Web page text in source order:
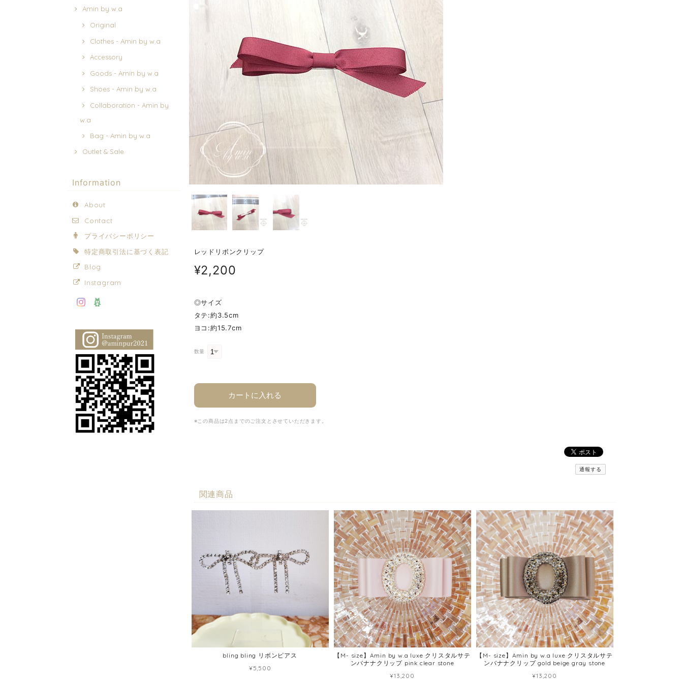
Amin by w.a
Original
Clothes - Amin by w.a
Accessory
Goods - Amin by w.a
Shoes - Amin by w.a
Collaboration - Amin by
w.a
Bag - Amin by w.a
Outlet & Sale
Information
About
Contact
プライバシーポリシー
特定商取引法に基づく表記
Blog
Instagram
レッドリボンクリップ
¥2,200
◎サイズ
タテ:約3.5cm
ヨコ:約15.7cm
数量
カートに入れる
※この商品は2点までのご注文とさせていただきます。
通報する
関連商品
bling bling リボンピアス
¥5,500
【M- size】Amin by w.a luxe クリスタルサテ
ンバナナクリップ pink clear stone
¥13,200
【M- size】Amin by w.a luxe クリスタルサテ
ンバナナクリップ gold beige gray stone
¥13,200